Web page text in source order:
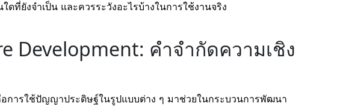
ที่ยังจำเป็น และควรระวังอะไรบ้างในการใช้งานจริง
Development: คำจำกัดความเชิง
การใช้ปัญญาประดิษฐ์ในรูปแบบต่าง ๆ มาช่วยในกระบวนการพัฒนา